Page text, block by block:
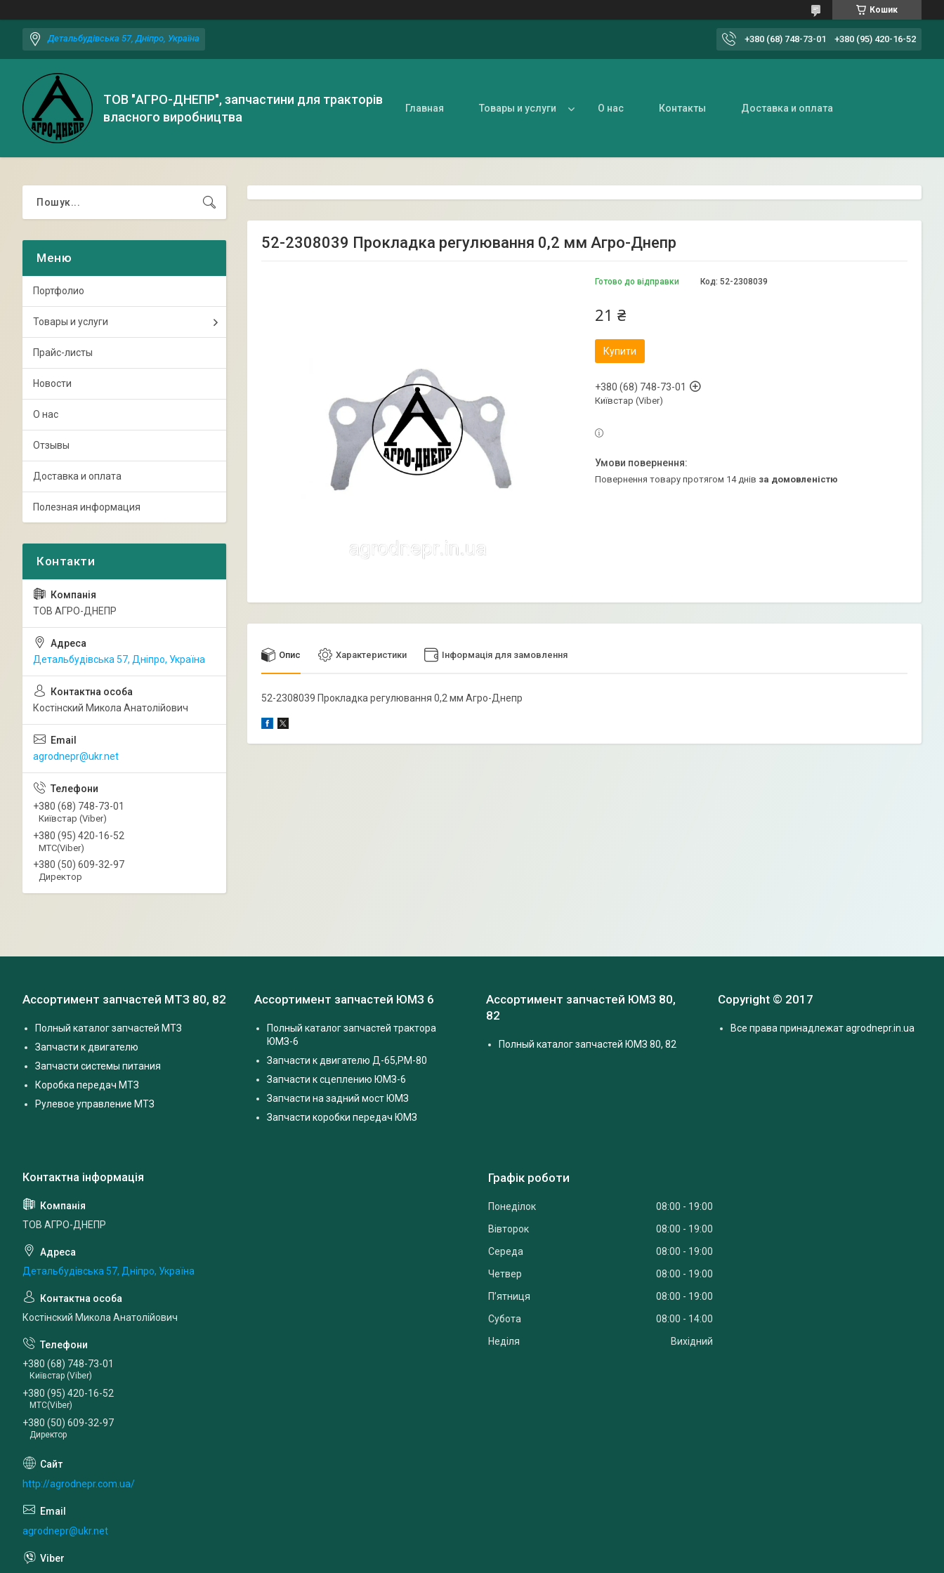
Кошик
Детальбудівська 57, Дніпро, Україна +380 (68) 748-73-01 +380 (95) 420-16-52
ТОВ "АГРО-ДНЕПР", запчастини для тракторів
власного виробництва
Главная Товары и услуги О нас Контакты Доставка и оплата
52-2308039 Прокладка регулювання 0,2 мм Агро-Днепр
Готово до відправки Код: 52-2308039
21 ₴
Купити
+380 (68) 748-73-01
Київстар (Viber)
повернення товару протягом 14 днів за домовленістю
Опис Характеристики Інформація для замовлення
52-2308039 Прокладка регулювання 0,2 мм Агро-Днепр
Портфолио
Товары и услуги
Прайс-листы
Новости
О нас
Отзывы
Доставка и оплата
Полезная информация
ТОВ АГРО-ДНЕПР
Детальбудівська 57, Дніпро, Україна
Костінский Микола Анатолійович
agrodnepr@ukr.net
+380 (68) 748-73-01
Київстар (Viber)
+380 (95) 420-16-52
МТС(Viber)
+380 (50) 609-32-97
Директор
Ассортимент запчастей МТЗ 80, 82
Полный каталог запчастей МТЗ
Запчасти к двигателю
Запчасти системы питания
Коробка передач МТЗ
Рулевое управление МТЗ
Ассортимент запчастей ЮМЗ 6
Полный каталог запчастей трактора
ЮМЗ-6
Запчасти к двигателю Д-65,РМ-80
Запчасти к сцеплению ЮМЗ-6
Запчасти на задний мост ЮМЗ
Запчасти коробки передач ЮМЗ
Ассортимент запчастей ЮМЗ 80,
82
Полный каталог запчастей ЮМЗ 80, 82
Copyright © 2017
Все права принадлежат agrodnepr.in.ua
ТОВ АГРО-ДНЕПР
Детальбудівська 57, Дніпро, Україна
Костінский Микола Анатолійович
+380 (68) 748-73-01
Київстар (Viber)
+380 (95) 420-16-52
МТС(Viber)
+380 (50) 609-32-97
Директор
http://agrodnepr.com.ua/
agrodnepr@ukr.net
Графік роботи
Понеділок 08:00
19:00
Вівторок
08:00
19:00
Середа
08:00
19:00
Четвер
08:00
19:00
Пʼятниця
08:00
19:00
Субота
08:00
14:00
Неділя
Вихідний